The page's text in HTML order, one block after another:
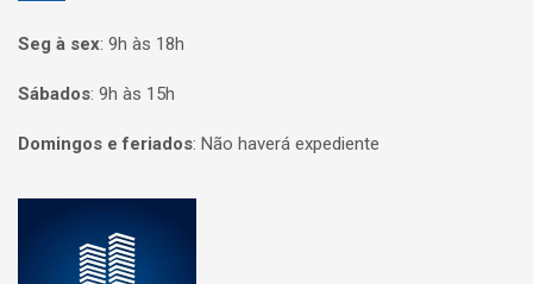
Seg à sex: 9h às 18h
Sábados: 9h às 15h
Domingos e feriados: Não haverá expediente